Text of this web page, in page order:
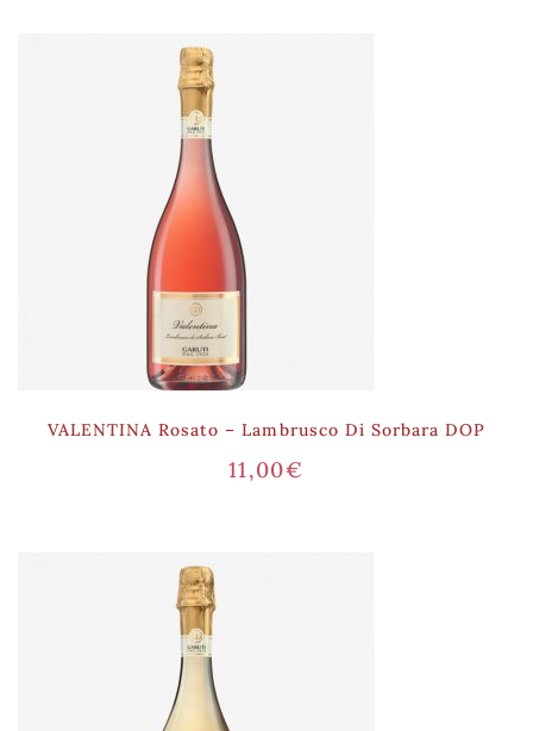
VALENTINA Rosato – Lambrusco Di Sorbara DOP
11,00€